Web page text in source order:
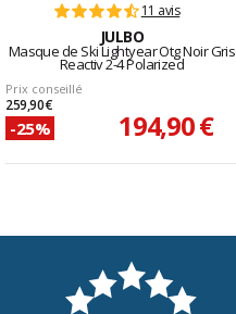
11 avis
JULBO
Masque de Ski Lightyear Otg Noir Gris
Reactiv 2-4 Polarized
Prix conseillé
259,90 €
-25% 194,90 €